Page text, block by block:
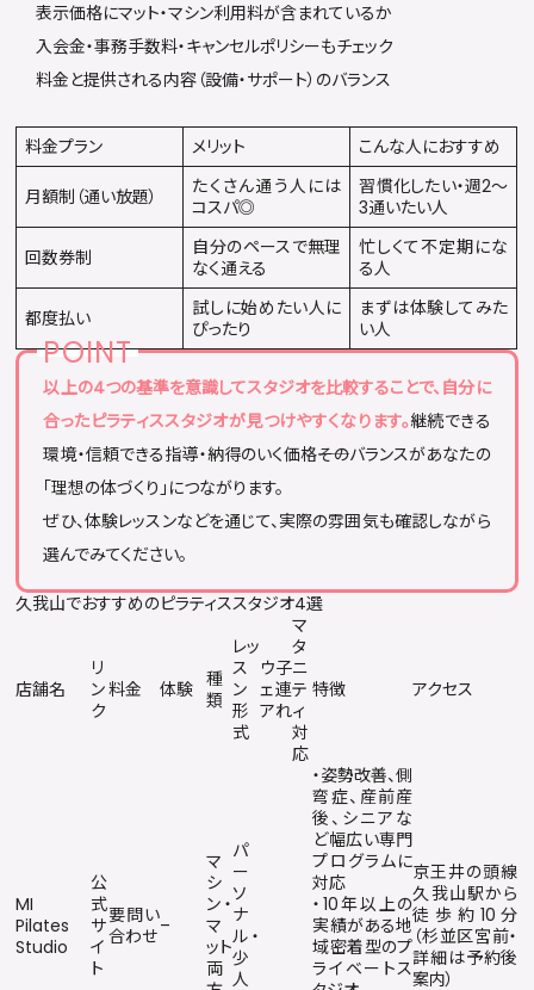
表示価格にマット・マシン利用料が含まれているか
入会金・事務手数料・キャンセルポリシーもチェック
料金と提供される内容（設備・サポート）のバランス
料金プラン メリット こんな人におすすめ
月額制（通い放題）
たくさん通う人には
コスパ◎
習慣化したい・週2〜
3通いたい人
回数券制
自分のペースで無理
なく通える
忙しくて不定期にな
る人
都度払い
試しに始めたい人に
ぴったり
まずは体験してみた
い人
以上の4つの基準を意識してスタジオを比較することで、自分に
合ったピラティススタジオが見つけやすくなります。継続できる
環境・信頼できる指導・納得のいく価格――そのバランスがあなたの
「理想の体づくり」につながります。
ぜひ、体験レッスンなどを通じて、実際の雰囲気も確認しながら
選んでみてください。
久我山でおすすめのピラティススタジオ4選
店舗名
リ
ン
ク
料金 体験 種
類
レッ
ス
ン
形
式
ウ
ェ
ア
子
連
れ
マ
タ
ニ
テ
ィ
対
応
特徴 アクセス
MI
Pilates
Studio
公
式
サ
イ
ト
要問い
合わせ–
マ
シ
ン・
マ
ット
両
パ
ー
ソ
ナ
ル・
少
人
・姿勢改善、側
弯症、産前産
後、シニアな
ど幅広い専門
プログラムに
対応
・10年以上の
実績がある地
域密着型のプ
ライベートス
京王井の頭線
久我山駅から
徒歩約10分
（杉並区宮前・
詳細は予約後
案内）